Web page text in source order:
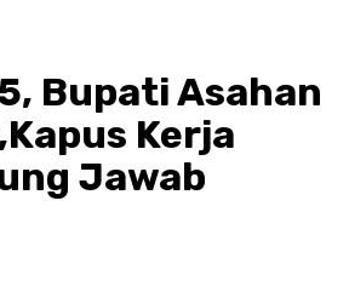
Bupati Asahan
Kerja
Jawab